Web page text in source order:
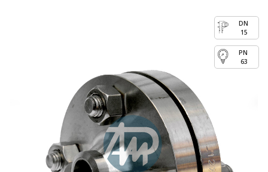
15
63